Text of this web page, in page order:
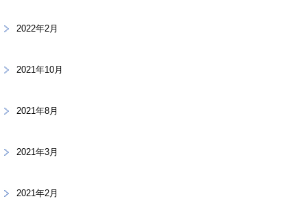
2022年2月
2021年10月
2021年8月
2021年3月
2021年2月